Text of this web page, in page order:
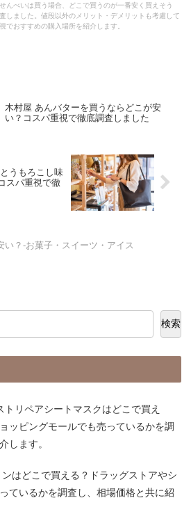
んべいは買う場合、どこで買うのが一番安く買えそう
しました。値段以外のメリット・デメリットも考慮して
でおすすめの購入場所を紹介します。
木村屋 あんバターを買うならどこが安
い？コスパ重視で徹底調査しました
うもろこし味
スパ重視で徹
い？-お菓子・スイーツ・アイス
検索
リペアシートマスクはどこで買え
ッピングモールでも売っているかを調
します。
はどこで買える？ドラッグストアやシ
ているかを調査し、相場価格と共に紹